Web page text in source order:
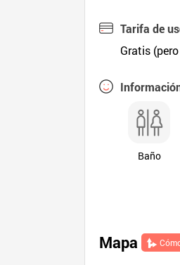
Tarifa de
Gratis
Baño
Mapa